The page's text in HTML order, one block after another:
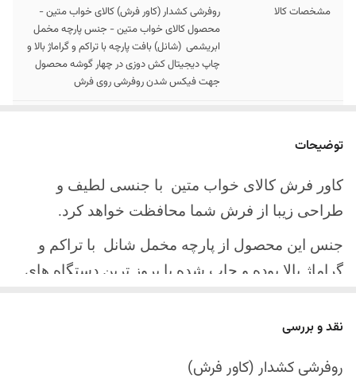
مشخصات کالا
روفرشی کشدار (کاور فرش) کالای خواب متین -
محصول کالای خواب متین - جنس پارچه مخمل
ابریشمی (شانل) بافت پارچه با تراکم و گراماژ بالا و
چاپ دیجیتال کش دوزی در چهار گوشه محصول
جهت فیکس شدن روفرشی روی فرش
ارسال کالا
آینده
توضیحات
کاور فرش کالای خواب متین با جنسی لطیف و
طراحی زیبا از فرش شما محافظت خواهد کرد.
جنس این محصول از پارچه مخمل شانل با تراکم و
گراماژ بالا بوده و چاپ شده با بروز ترین دستگاه های
چهار گوشه این محصول با کش باکیفیت دوخته‌شده
نقد و بررسی
روفرشی کشدار (کاور فرش)